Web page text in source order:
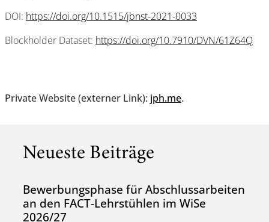
DOI: https://doi.org/10.1515/jbnst-2021-0033
Blockholder Dataset: https://doi.org/10.7910/DVN/61Z64Q
Private Website (externer Link): jph.me.
Neueste Beiträge
Bewerbungsphase für Abschlussarbeiten
an den FACT-Lehrstühlen im WiSe
2026/27